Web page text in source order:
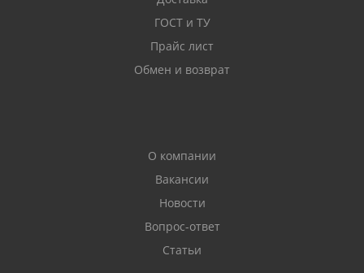
ГОСТ и ТУ
Прайс лист
Обмен и возврат
О компании
Вакансии
Новости
Вопрос-ответ
Статьи